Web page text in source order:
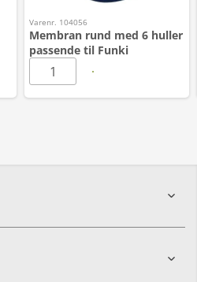
Varenr. 104056
Membran rund med 6 huller
passende til Funki